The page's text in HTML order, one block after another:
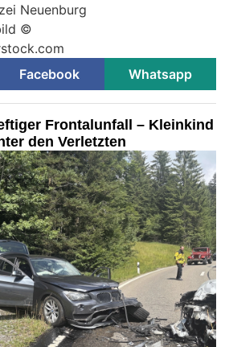
Neuenburg
©
Facebook Whatsapp
Frontalunfall – Kleinkind
den Verletzten